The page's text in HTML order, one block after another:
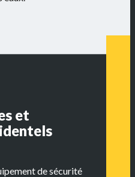
et
de sécurité